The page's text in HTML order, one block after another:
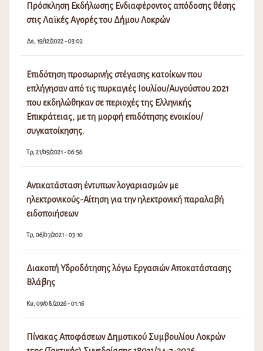
Πρόσκληση Εκδήλωσης Ενδιαφέροντος απόδοσης θέσης
στις Λαϊκές Αγορές του Δήμου Λοκρών
Δε, 19/12/2022 - 03:02
Επιδότηση προσωρινής στέγασης κατοίκων που
επλήγησαν από τις πυρκαγιές Ιουλίου/Αυγούστου 2021
που εκδηλώθηκαν σε περιοχές της Ελληνικής
Επικράτειας, με τη μορφή επιδότησης ενοικίου/
συγκατοίκησης.
Τρ, 21/09/2021 - 06:56
Αντικατάσταση έντυπων λογαριασμών με
ηλεκτρονικούς-Αίτηση για την ηλεκτρονική παραλαβή
ειδοποιήσεων
Τρ, 06/07/2021 - 03:10
Διακοπή Υδροδότησης λόγω Εργασιών Αποκατάστασης
Βλάβης
Κυ, 09/08/2026 - 01:16
Πίνακας Αποφάσεων Δημοτικού Συμβουλίου Λοκρών